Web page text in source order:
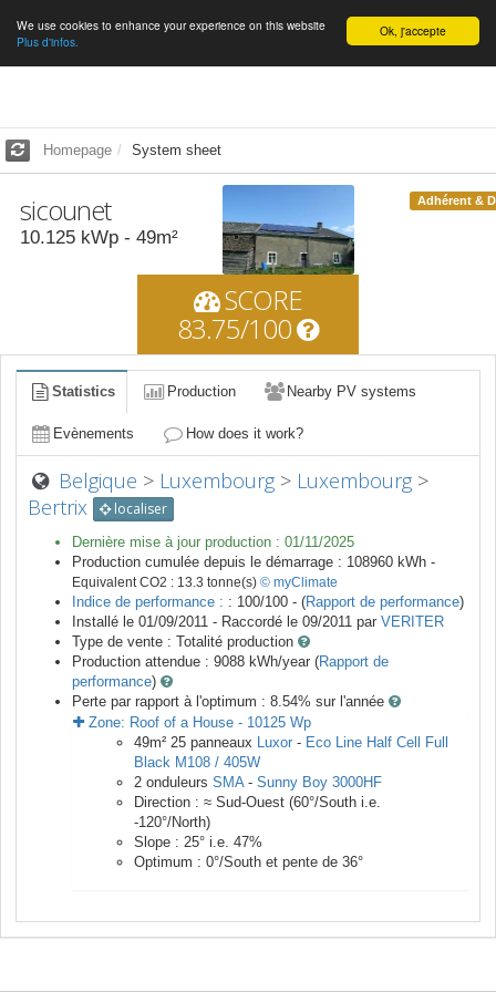
English Ok, j'accepte
We use cookies to enhance your experience on this website
Plus d'infos.
Homepage System sheet
sicounet
10.125 kWp - 49m²
Adhérent &
SCORE
83.75/100
Statistics Production Nearby PV systems
Evènements How does it work?
Belgique > Luxembourg > Luxembourg >
Bertrix
localiser
Dernière mise à jour production : 01/11/2025
Production cumulée depuis le démarrage : 108960 kWh -
Equivalent CO2 : 13.3 tonne(s) © myClimate
Indice de performance : : 100/100 - (Rapport de performance)
Installé le 01/09/2011 - Raccordé le 09/2011 par VERITER
Type de vente : Totalité production
Production attendue : 9088 kWh/year (Rapport de
performance)
Perte par rapport à l'optimum : 8.54% sur l'année
Zone: Roof of a House - 10125 Wp
49m² 25 panneaux Luxor - Eco Line Half Cell Full
Black M108 / 405W
2 onduleurs SMA- Sunny Boy 3000HF
Direction : ≈ Sud-Ouest (60°/South i.e.
-120°/North)
Slope : 25° i.e. 47%
Optimum : 0°/South et pente de 36°